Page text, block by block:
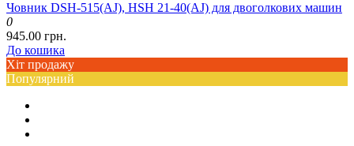
Човник DSH-515(AJ), HSH 21-40(AJ) для двоголкових машин
0
945.00 грн.
До кошика
Хіт продажу
Популярний